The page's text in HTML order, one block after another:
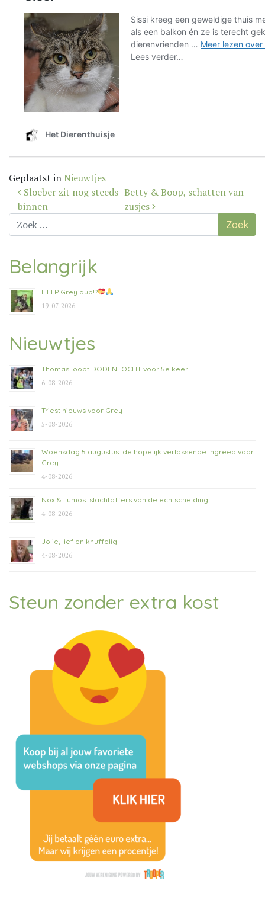
Geplaatst in Nieuwtjes
Bericht
navigatie
Sloeber zit nog steeds
binnen
Betty & Boop, schatten van
zusjes
Zoek
naar:
Belangrijk
HELP Grey aub!?
19-07-2026
Nieuwtjes
Thomas loopt DODENTOCHT voor 5e keer
6-08-2026
Triest nieuws voor Grey
5-08-2026
Woensdag 5 augustus: de hopelijk verlossende ingreep voor
Grey
4-08-2026
Nox & Lumos :slachtoffers van de echtscheiding
4-08-2026
Jolie, lief en knuffelig
4-08-2026
Steun zonder extra kost